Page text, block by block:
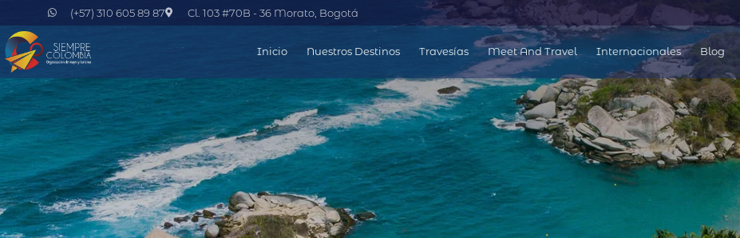
(+57) 310 605 89 87 Cl. 103 #70B - 36 Morato, Bogotá
Inicio Nuestros Destinos Travesías Meet And Travel Internacionales Blog